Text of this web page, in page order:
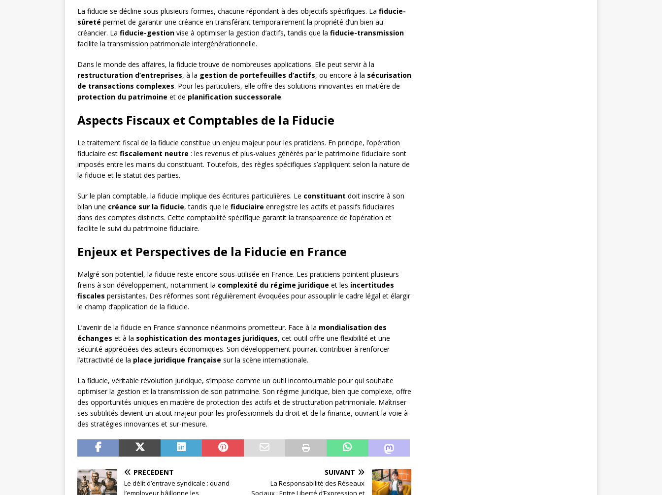
La fiducie se décline sous plusieurs formes, chacune répondant à des objectifs spécifiques. La fiducie-
sûreté permet de garantir une créance en transférant temporairement la propriété d’un bien au
créancier. La fiducie-gestion vise à optimiser la gestion d’actifs, tandis que la fiducie-transmission
facilite la transmission patrimoniale intergénérationnelle.
Dans le monde des affaires, la fiducie trouve de nombreuses applications. Elle peut servir à la
restructuration d’entreprises, à la gestion de portefeuilles d’actifs, ou encore à la sécurisation
de transactions complexes. Pour les particuliers, elle offre des solutions innovantes en matière de
protection du patrimoine et de planification successorale.
Aspects Fiscaux et Comptables de la Fiducie
Le traitement fiscal de la fiducie constitue un enjeu majeur pour les praticiens. En principe, l’opération
fiduciaire est fiscalement neutre : les revenus et plus-values générés par le patrimoine fiduciaire sont
imposés entre les mains du constituant. Toutefois, des règles spécifiques s’appliquent selon la nature de
la fiducie et le statut des parties.
Sur le plan comptable, la fiducie implique des écritures particulières. Le constituant doit inscrire à son
bilan une créance sur la fiducie, tandis que le fiduciaire enregistre les actifs et passifs fiduciaires
dans des comptes distincts. Cette comptabilité spécifique garantit la transparence de l’opération et
facilite le suivi du patrimoine fiduciaire.
Enjeux et Perspectives de la Fiducie en France
Malgré son potentiel, la fiducie reste encore sous-utilisée en France. Les praticiens pointent plusieurs
freins à son développement, notamment la complexité du régime juridique et les incertitudes
fiscales persistantes. Des réformes sont régulièrement évoquées pour assouplir le cadre légal et élargir
le champ d’application de la fiducie.
L’avenir de la fiducie en France s’annonce néanmoins prometteur. Face à la mondialisation des
échanges et à la sophistication des montages juridiques, cet outil offre une flexibilité et une
sécurité appréciées des acteurs économiques. Son développement pourrait contribuer à renforcer
l’attractivité de la place juridique française sur la scène internationale.
La fiducie, véritable révolution juridique, s’impose comme un outil incontournable pour qui souhaite
optimiser la gestion et la transmission de son patrimoine. Son régime juridique, bien que complexe, offre
des opportunités uniques en matière de protection des actifs et de structuration patrimoniale. Maîtriser
ses subtilités devient un atout majeur pour les professionnels du droit et de la finance, ouvrant la voie à
des stratégies innovantes et sur-mesure.
PRÉCÉDENT
Le délit d’entrave syndicale : quand
l’employeur bâillonne les
SUIVANT
La Responsabilité des Réseaux
Sociaux : Entre Liberté d’Expression et